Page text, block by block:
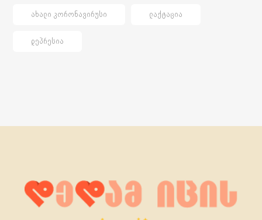
ᲐᲮᲐᲚᲘ ᲙᲝᲠᲝᲜᲐᲕᲘᲠᲣᲡᲘ ᲚᲐᲥᲢᲐᲪᲘᲐ
ᲓᲔᲞᲠᲔᲡᲘᲐ